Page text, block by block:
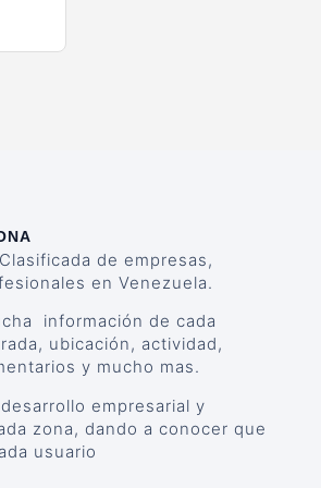
de empresas,
en Venezuela.
información de cada
ubicación, actividad,
y mucho mas.
empresarial y
zona, dando a conocer que
usuario